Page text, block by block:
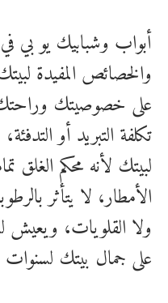
أبواب وشبابيك يو بي في
والخصائص المفيدة
على خصوصيتك وراحتك،
تكلفة التبريد أو
لبيتك لأنه محكم الغلق
الأمطار، لا يتأثر
ولا القلويات،
على جمال بيتك